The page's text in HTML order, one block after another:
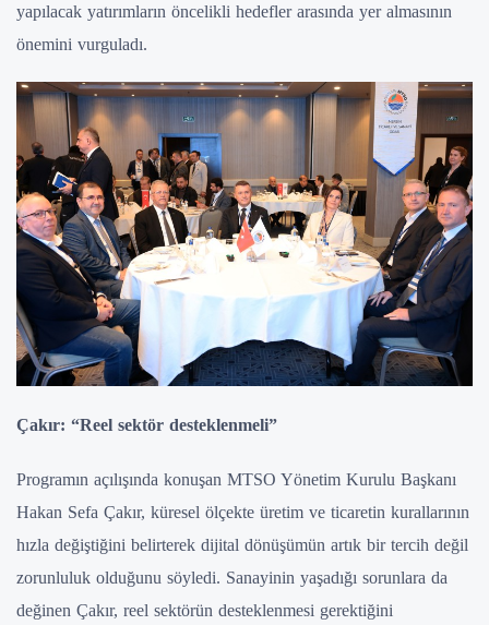
yapılacak yatırımların öncelikli hedefler arasında yer almasının
önemini vurguladı.
Çakır: “Reel sektör desteklenmeli”
Programın açılışında konuşan MTSO Yönetim Kurulu Başkanı
Hakan Sefa Çakır, küresel ölçekte üretim ve ticaretin kurallarının
hızla değiştiğini belirterek dijital dönüşümün artık bir tercih değil
zorunluluk olduğunu söyledi. Sanayinin yaşadığı sorunlara da
değinen Çakır, reel sektörün desteklenmesi gerektiğini